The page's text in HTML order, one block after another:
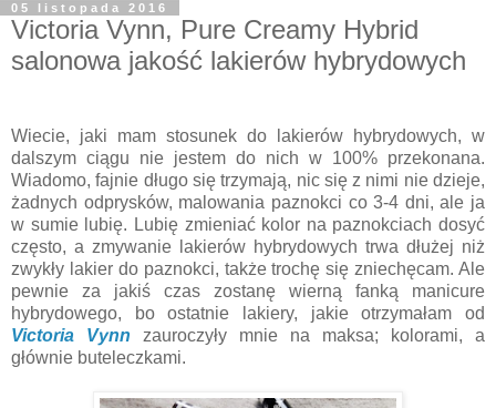
05 listopada 2016
Victoria Vynn, Pure Creamy Hybrid
salonowa jakość lakierów hybrydowych
Wiecie, jaki mam stosunek do lakierów hybrydowych, w
dalszym ciągu nie jestem do nich w 100% przekonana.
Wiadomo, fajnie długo się trzymają, nic się z nimi nie dzieje,
żadnych odprysków, malowania paznokci co 3-4 dni, ale ja
w sumie lubię. Lubię zmieniać kolor na paznokciach dosyć
często, a zmywanie lakierów hybrydowych trwa dłużej niż
zwykły lakier do paznokci, także trochę się zniechęcam. Ale
pewnie za jakiś czas zostanę wierną fanką manicure
hybrydowego, bo ostatnie lakiery, jakie otrzymałam od
Victoria Vynn zauroczyły mnie na maksa; kolorami, a
głównie buteleczkami.